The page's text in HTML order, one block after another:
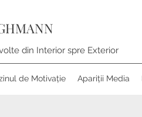
din Interior spre Exterior
de Motivație Apariții Media